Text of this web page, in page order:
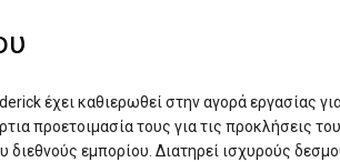
έχει καθιερωθεί στην αγορά εργασίας
προετοιμασία τους για τις προκλήσεις
εμπορίου. Διατηρεί ισχυρούς